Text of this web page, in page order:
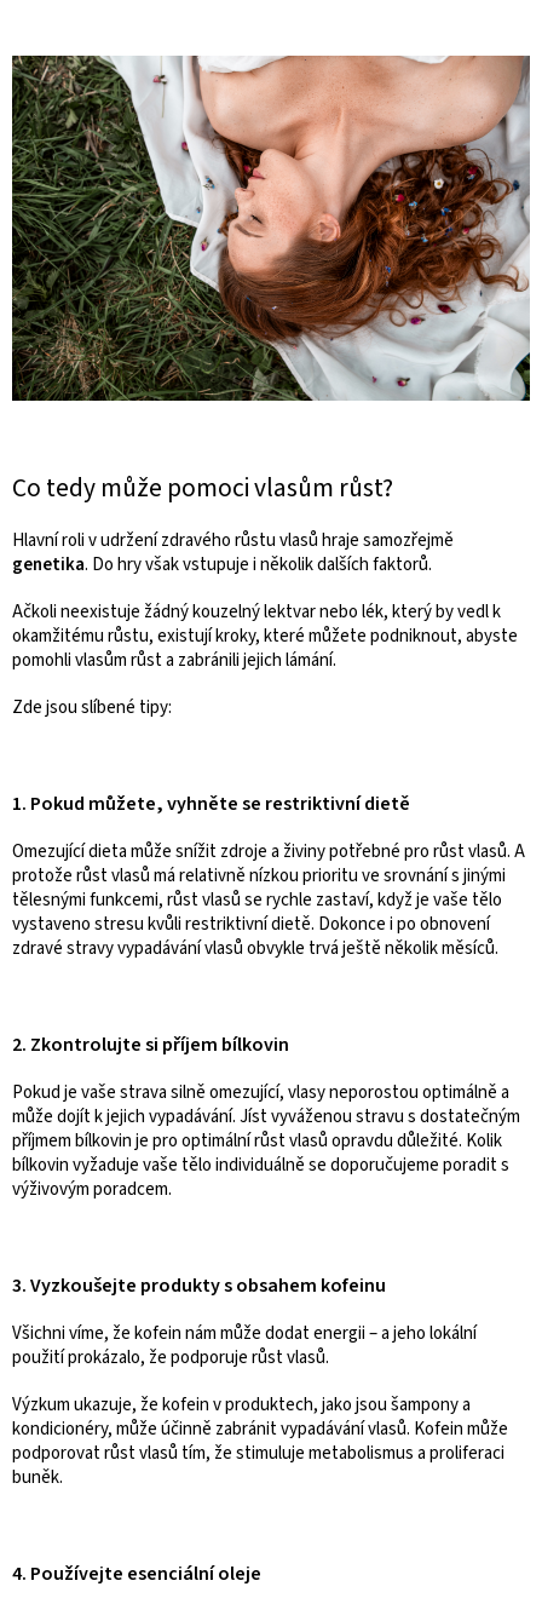
Co tedy může pomoci vlasům růst?
Hlavní roli v udržení zdravého růstu vlasů hraje samozřejmě
genetika. Do hry však vstupuje i několik dalších faktorů.
Ačkoli neexistuje žádný kouzelný lektvar nebo lék, který by vedl k
okamžitému růstu, existují kroky, které můžete podniknout, abyste
pomohli vlasům růst a zabránili jejich lámání.
Zde jsou slíbené tipy:
1. Pokud můžete, vyhněte se restriktivní dietě
Omezující dieta může snížit zdroje a živiny potřebné pro růst vlasů. A
protože růst vlasů má relativně nízkou prioritu ve srovnání s jinými
tělesnými funkcemi, růst vlasů se rychle zastaví, když je vaše tělo
vystaveno stresu kvůli restriktivní dietě. Dokonce i po obnovení
zdravé stravy vypadávání vlasů obvykle trvá ještě několik měsíců.
2. Zkontrolujte si příjem bílkovin
Pokud je vaše strava silně omezující, vlasy neporostou optimálně a
může dojít k jejich vypadávání. Jíst vyváženou stravu s dostatečným
příjmem bílkovin je pro optimální růst vlasů opravdu důležité. Kolik
bílkovin vyžaduje vaše tělo individuálně se doporučujeme poradit s
výživovým poradcem.
3. Vyzkoušejte produkty s obsahem kofeinu
Všichni víme, že kofein nám může dodat energii – a jeho lokální
použití prokázalo, že podporuje růst vlasů.
Výzkum ukazuje, že kofein v produktech, jako jsou šampony a
kondicionéry, může účinně zabránit vypadávání vlasů. Kofein může
podporovat růst vlasů tím, že stimuluje metabolismus a proliferaci
buněk.
4. Používejte esenciální oleje